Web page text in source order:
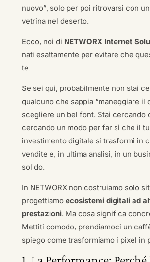
nuovo”, solo per poi ritrovarsi con
vetrina nel deserto.
Ecco, noi di NETWORX Internet
nati esattamente per evitare che
te.
Se sei qui, probabilmente non stai
qualcuno che sappia “maneggiare il
scegliere un bel font. Stai cercando
cercando un modo per far sì che il
investimento digitale si trasformi in
vendite e, in ultima analisi, in un
solido.
In NETWORX non costruiamo solo
progettiamo ecosistemi digitali ad
prestazioni. Ma cosa significa
Mettiti comodo, prendiamoci un
spiego come trasformiamo i pixel in